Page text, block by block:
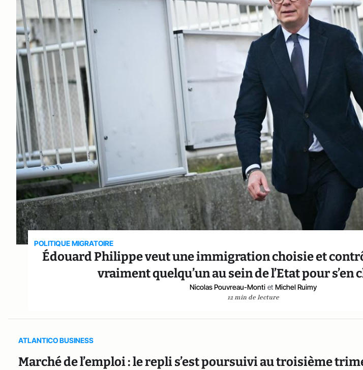
POLITIQUE MIGRATOIRE
Édouard Philippe veut une immigration choisie et
vraiment quelqu’un au sein de l’Etat pour s’en
Nicolas Pouvreau-Monti et Michel Ruimy
12 min de lecture
ATLANTICO BUSINESS
Marché de l’emploi : le repli s’est poursuivi au troisième